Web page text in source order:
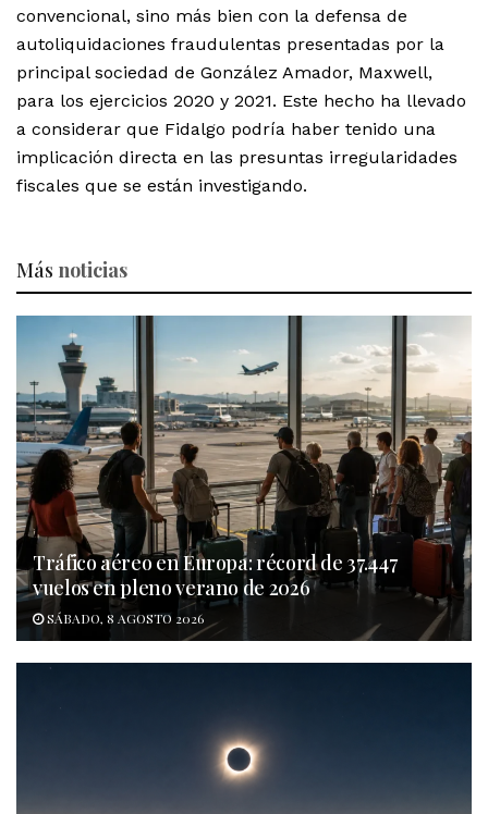
convencional, sino más bien con la defensa de
autoliquidaciones fraudulentas presentadas por la
principal sociedad de González Amador, Maxwell,
para los ejercicios 2020 y 2021. Este hecho ha llevado
a considerar que Fidalgo podría haber tenido una
implicación directa en las presuntas irregularidades
fiscales que se están investigando.
Más noticias
Tráfico aéreo en Europa: récord de 37.447
vuelos en pleno verano de 2026
SÁBADO, 8 AGOSTO 2026